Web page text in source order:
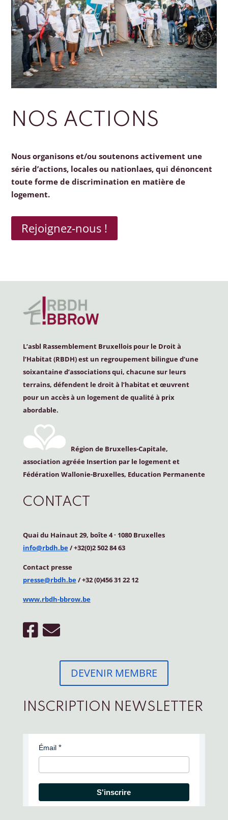
NOS ACTIONS
Nous organisons et/ou soutenons activement une
série d’actions, locales ou nationlaes, qui dénoncent
toute forme de discrimination en matière de
logement.
Rejoignez-nous !
L’asbl Rassemblement Bruxellois pour le Droit à
l’Habitat (RBDH) est un regroupement bilingue d’une
soixantaine d’associations qui, chacune sur leurs
terrains, défendent le droit à l’habitat et œuvrent
pour un accès à un logement de qualité à prix
abordable.
Région de Bruxelles-Capitale,
association agréée Insertion par le logement et
Fédération Wallonie-Bruxelles, Education Permanente
CONTACT
Quai du Hainaut 29, boîte 4· 1080 Bruxelles
info@rbdh.be/ +32(0)2 502 84 63
Contact presse
presse@rbdh.be/ +32 (0)456 31 22 12
www.rbdh-bbrow.be
DEVENIR MEMBRE
INSCRIPTION NEWSLETTER
Émail
S'inscrire